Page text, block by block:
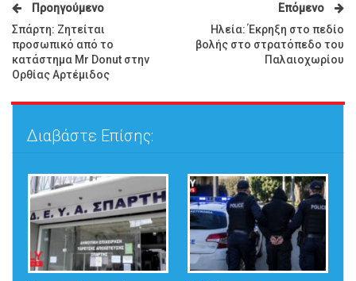
Προηγούμενο
Σπάρτη: Ζητείται
προσωπικό από το
κατάστημα Mr Donut στην
Ορθίας Αρτέμιδος
Επόμενο
Ηλεία: Έκρηξη στο πεδίο
βολής στο στρατόπεδο του
Παλαιοχωρίου
Διαβάστε Επίσης: